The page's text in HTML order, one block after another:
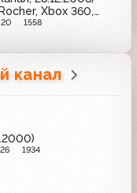
Xbox 360,
Coldrex,
1558
канал
1934